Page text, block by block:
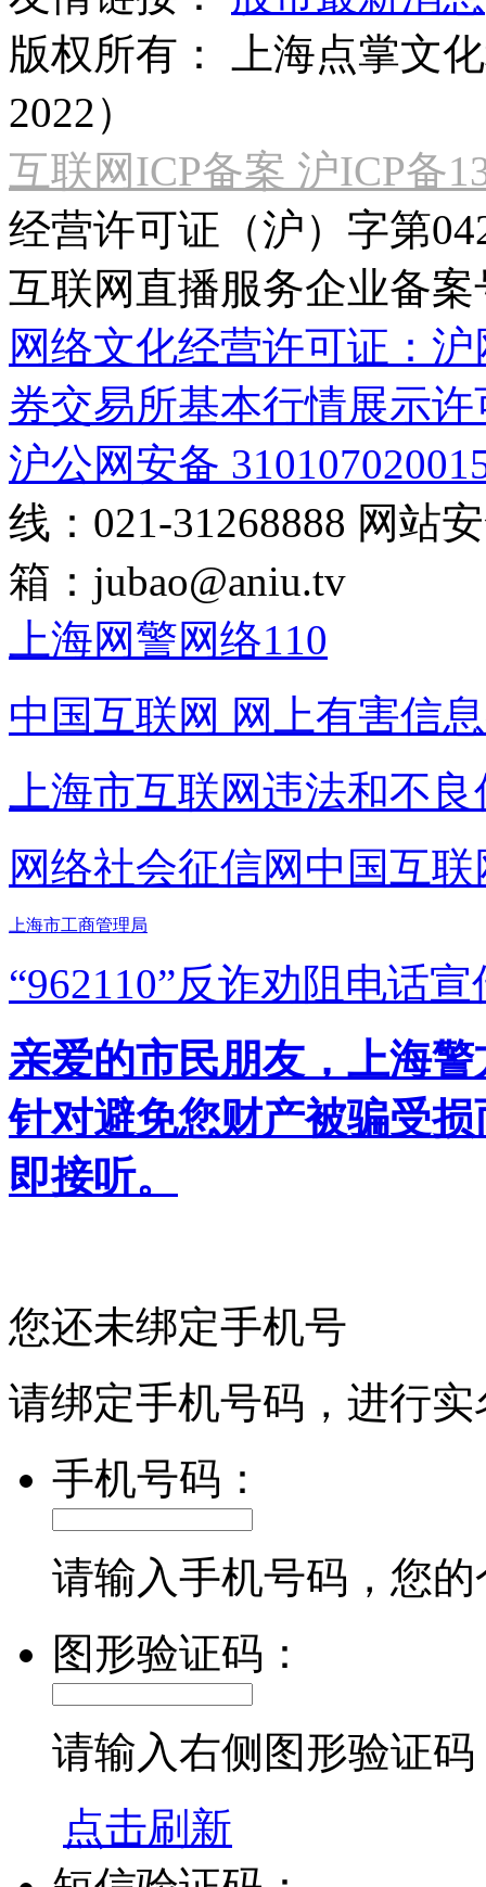
版权所有：
上海点掌文
2022）
互联网ICP备案 沪ICP备
经营许可证（沪）字第
互联网直播服务企业备案
网络文化经营许可证：
券交易所基本行情展示许
沪公网安备
线：021-31268888 网站
箱： jubao@aniu.tv
上海网警网络110
中国互联网 网上有害信
上海市互联网违法和不
网络社会征信网 中国互
上海市工商管理局
“962110”反诈劝阻电话宣
亲爱的市民朋友，上海
针对避免您财产被骗受
即接听。
您还未绑定手机号
请绑定手机号码，进行
手机号码：
请输入手机号码，您
图形验证码：
请输入右侧图形验证码
点击刷新